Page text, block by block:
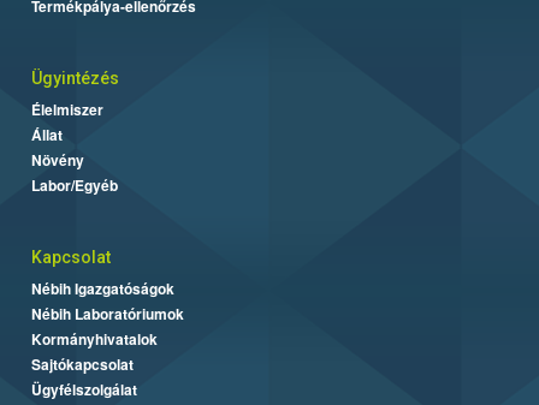
Termékpálya-ellenőrzés
Ügyintézés
Élelmiszer
Állat
Növény
Labor/Egyéb
Kapcsolat
Nébih Igazgatóságok
Nébih Laboratóriumok
Kormányhivatalok
Sajtókapcsolat
Ügyfélszolgálat